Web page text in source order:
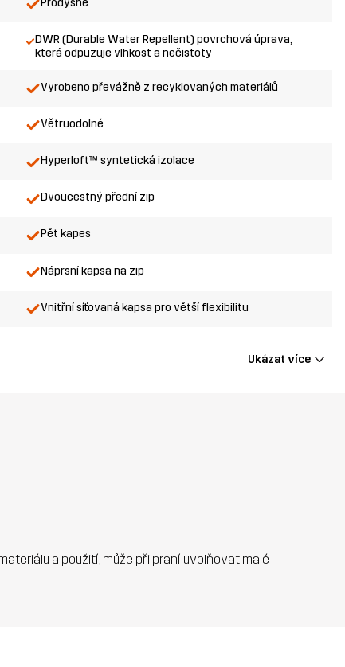
DWR (Durable Water Repellent) povrchová úprava,
která odpuzuje vlhkost a nečistoty
Vyrobeno převážně z recyklovaných materiálů
Větruodolné
Hyperloft™ syntetická izolace
Dvoucestný přední zip
Pět kapes
Náprsní kapsa na zip
Vnitřní síťovaná kapsa pro větší flexibilitu
Ukázat více
a použití, může při praní uvolňovat malé